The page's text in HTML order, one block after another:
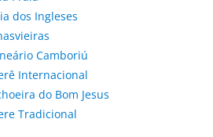
dos Ingleses
Camboriú
Internacional
do Bom Jesus
Tradicional